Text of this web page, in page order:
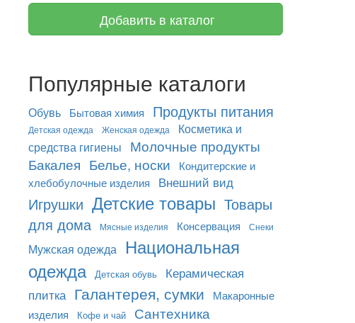
Добавить в каталог
Популярные каталоги
Обувь Бытовая химия Продукты питания
Детская одежда Женская одежда
Косметика и
средства гигиены
Молочные продукты
Бакалея Белье, носки
Кондитерские и
хлебобулочные изделия
Внешний вид
Игрушки Детские товары Товары
для дома
Мясные изделия Консервация Снеки
Мужская одежда
Национальная
одежда
Детская обувь
Керамическая
плитка Галантерея, сумки
Макаронные
изделия
Кофе и чай Сантехника